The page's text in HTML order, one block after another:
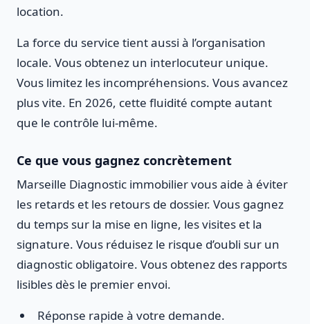
location.
La force du service tient aussi à l’organisation
locale. Vous obtenez un interlocuteur unique.
Vous limitez les incompréhensions. Vous avancez
plus vite. En 2026, cette fluidité compte autant
que le contrôle lui-même.
Ce que vous gagnez concrètement
Marseille Diagnostic immobilier vous aide à éviter
les retards et les retours de dossier. Vous gagnez
du temps sur la mise en ligne, les visites et la
signature. Vous réduisez le risque d’oubli sur un
diagnostic obligatoire. Vous obtenez des rapports
lisibles dès le premier envoi.
Réponse rapide à votre demande.